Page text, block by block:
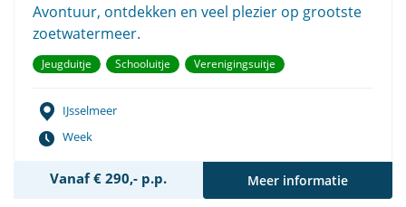
Avontuur, ontdekken en veel plezier op grootste
zoetwatermeer.
Jeugduitje Schooluitje Verenigingsuitje
IJsselmeer
Week
Vanaf € 290,- p.p. Meer informatie